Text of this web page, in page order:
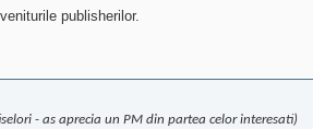
publisherilor.
- as aprecia un PM din partea celor interesati)